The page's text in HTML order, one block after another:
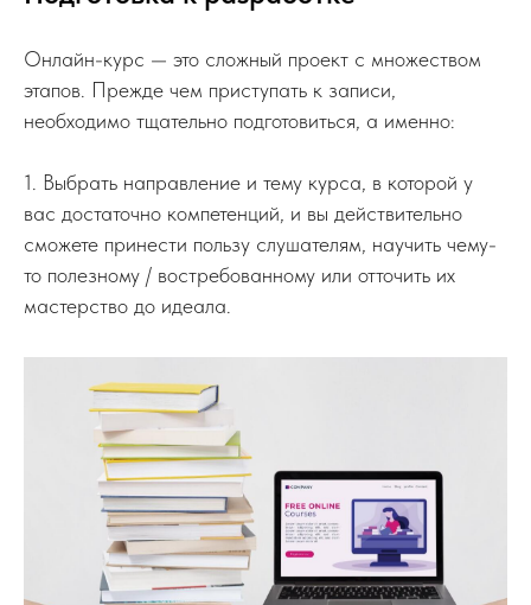
Онлайн-курс — это сложный проект с множеством
этапов. Прежде чем приступать к записи,
необходимо тщательно подготовиться, а именно:
1. Выбрать направление и тему курса, в которой у
вас достаточно компетенций, и вы действительно
сможете принести пользу слушателям, научить чему-
то полезному / востребованному или отточить их
мастерство до идеала.